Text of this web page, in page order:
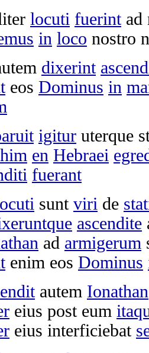
locuti fuerintad
in loco nostro
dixerint
eos Dominus in
igitur uterque
en Hebraei
fuerant
sunt viri de
ascendite
ad armigerum
enim eos Dominus
autem Ionathan
eius post eum
eius interficiebat